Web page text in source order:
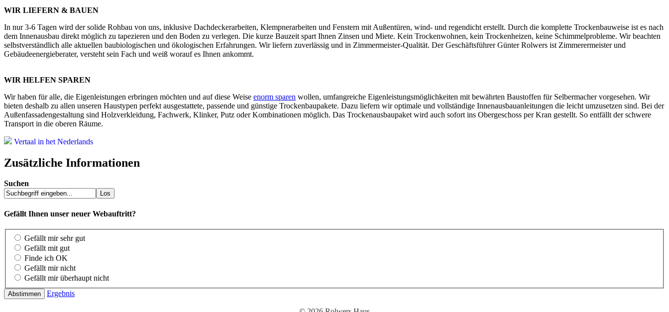
WIR LIEFERN & BAUEN
In nur 3-6 Tagen wird der solide Rohbau von uns, inklusive Dachdeckerarbeiten, Klempnerarbeiten und Fenstern mit Außentüren, wind- und regendicht erstellt. Durch die komplette Trockenbauweise ist es nach
dem Innenausbau direkt möglich zu tapezieren und den Boden zu verlegen. Die kurze Bauzeit spart Ihnen Zinsen und Miete. Kein Trockenwohnen, kein Trockenheizen, keine Schimmelprobleme. Wir beachten
selbstverständlich alle aktuellen baubiologischen und ökologischen Erfahrungen. Wir liefern zuverlässig und in Zimmermeister-Qualität. Der Geschäftsführer Günter Rolwers ist Zimmerermeister und
Gebäudeenergieberater, versteht sein Fach und weiß worauf es Ihnen ankommt.
WIR HELFEN SPAREN
Wir haben für alle, die Eigenleistungen erbringen möchten und auf diese Weise enorm sparen wollen, umfangreiche Eigenleistungsmöglichkeiten mit bewährten Baustoffen für Selbermacher vorgesehen. Wir
bieten deshalb zu allen unseren Haustypen perfekt ausgestattete, passende und günstige Trockenbaupakete. Dazu liefern wir optimale und vollständige Innenausbauanleitungen die leicht umzusetzen sind. Bei der
Außenfassadengestaltung sind Holzverkleidung, Fachwerk, Klinker, Putz oder Kombinationen möglich. Das Trockenausbaupaket wird auch sofort ins Obergeschoss per Kran gestellt. So entfällt der schwere
Transport in die oberen Räume.
Vertaal in het Nederlands
Zusätzliche Informationen
Suchen
Gefällt Ihnen unser neuer Webauftritt?
Gefällt mir sehr gut
Gefällt mit gut
Finde ich OK
Gefällt mir nicht
Gefällt mir überhaupt nicht
Ergebnis